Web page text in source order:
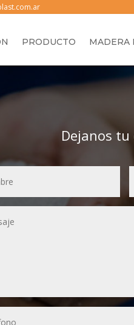
PRODUCTO MADERA
Dejanos